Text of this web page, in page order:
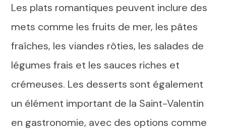
Les plats romantiques peuvent inclure des
mets comme les fruits de mer, les pâtes
fraîches, les viandes rôties, les salades de
légumes frais et les sauces riches et
crémeuses. Les desserts sont également
un élément important de la Saint-Valentin
en gastronomie, avec des options comme